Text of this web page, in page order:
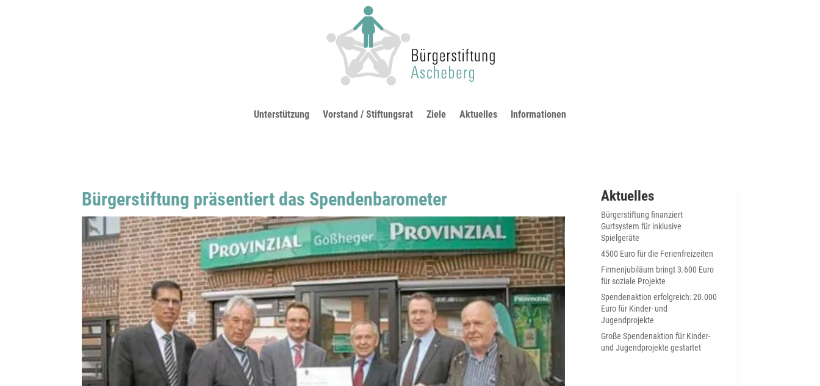
Unterstützung Vorstand / Stiftungsrat Ziele Aktuelles Informationen
Bürgerstiftung präsentiert das Spendenbarometer Aktuelles
Bürgerstiftung finanziert
Gurtsystem für inklusive
Spielgeräte
4500 Euro für die Ferienfreizeiten
Firmenjubiläum bringt 3.600 Euro
für soziale Projekte
Spendenaktion erfolgreich: 20.000
Euro für Kinder- und
Jugendprojekte
Große Spendenaktion für Kinder-
und Jugendprojekte gestartet